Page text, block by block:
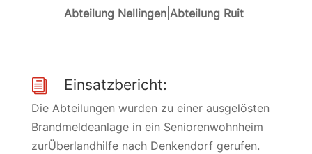
Abteilung Nellingen|Abteilung Ruit
i Einsatzbericht:
Die Abteilungen wurden zu einer ausgelösten
Brandmeldeanlage in ein Seniorenwohnheim
zurÜberlandhilfe nach Denkendorf gerufen.